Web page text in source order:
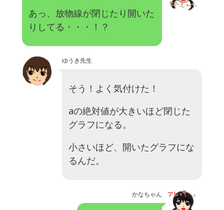
あっ、放物線が閉じたり開いた
りしてる・・・！？
ゆうき先生
そう！よく気付けた！
aの絶対値が大きいほど閉じた
グラフになる。
小さいほど、開いたグラフにな
るんだ。
かなちゃん